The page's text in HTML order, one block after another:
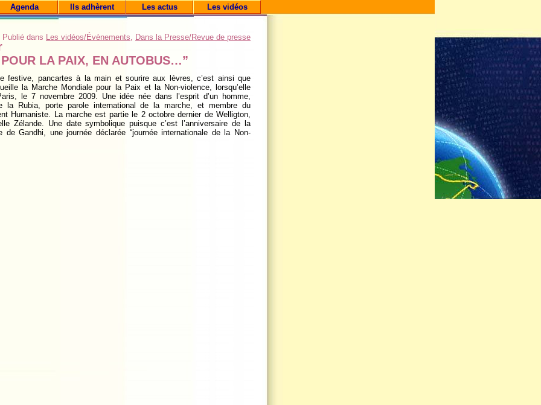
Agenda Ils adhèrent Les actus Les vidéos
Publié dans Les vidéos/Évènements, Dans la Presse/Revue de presse
LA PAIX, EN AUTOBUS…”
festive, pancartes à la main et sourire aux lèvres, c’est ainsi que
la Marche Mondiale pour la Paix et la Non-violence, lorsqu’elle
le 7 novembre 2009. Une idée née dans l’esprit d’un homme,
la Rubia, porte parole international de la marche, et membre du
Humaniste. La marche est partie le 2 octobre dernier de Welligton,
Zélande. Une date symbolique puisque c’est l’anniversaire de la
de Gandhi, une journée déclarée “journée internationale de la Non-